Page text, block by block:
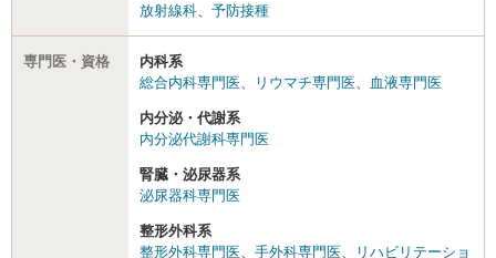
放射線科
予防接種
専門医・資格
内科系
総合内科専門医
リウマチ専門医 血液専門医
内分泌・代謝系
内分泌代謝科専門医
腎臓・泌尿器系
泌尿器科専門医
整形外科系
整形外科専門医
手外科専門医
リハビリテーショ